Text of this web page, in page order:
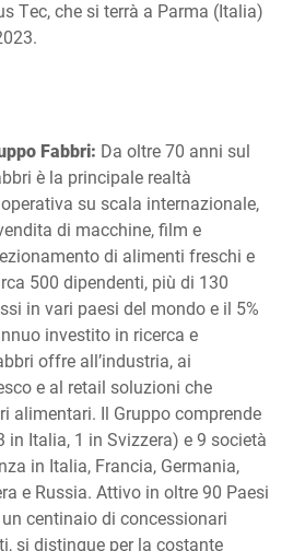
Tec, che si terrà a Parma (Italia)
Fabbri: Da oltre 70 anni sul
è la principale realtà
su scala internazionale,
di macchine, film e
di alimenti freschi e
500 dipendenti, più di 130
in vari paesi del mondo e il 5%
investito in ricerca e
offre all’industria, ai
e al retail soluzioni che
alimentari. Il Gruppo comprende
in Italia, 1 in Svizzera) e 9 società
in Italia, Francia, Germania,
e Russia. Attivo in oltre 90 Paesi
centinaio di concessionari
si distingue per la costante